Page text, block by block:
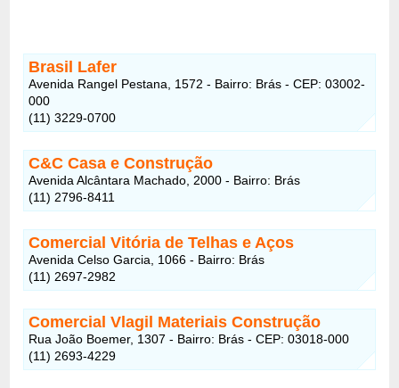
Brasil Lafer
Avenida Rangel Pestana, 1572 - Bairro: Brás - CEP: 03002-
000
(11) 3229-0700
C&C Casa e Construção
Avenida Alcântara Machado, 2000 - Bairro: Brás
(11) 2796-8411
Comercial Vitória de Telhas e Aços
Avenida Celso Garcia, 1066 - Bairro: Brás
(11) 2697-2982
Comercial Vlagil Materiais Construção
Rua João Boemer, 1307 - Bairro: Brás - CEP: 03018-000
(11) 2693-4229